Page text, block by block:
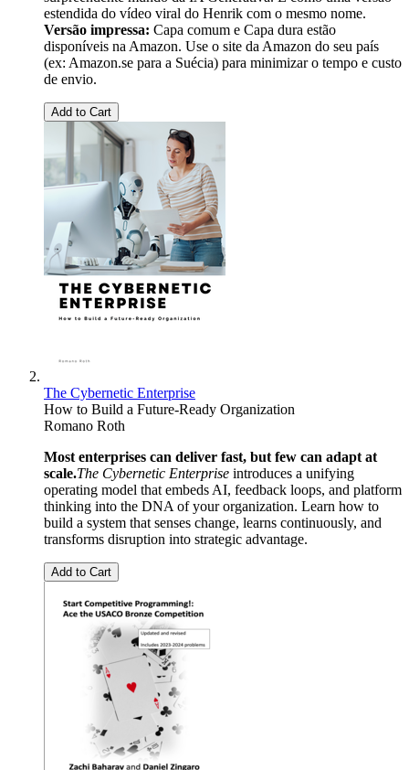
estendida do vídeo viral do Henrik com o mesmo nome.
Versão impressa: Capa comum e Capa dura estão
disponíveis na Amazon. Use o site da Amazon do seu país
(ex: Amazon.se para a Suécia) para minimizar o tempo e custo
de envio.
Add to Cart
The Cybernetic Enterprise
How to Build a Future-Ready Organization
Romano Roth
Most enterprises can deliver fast, but few can adapt at
scale.The Cybernetic Enterprise introduces a unifying
operating model that embeds AI, feedback loops, and platform
thinking into the DNA of your organization. Learn how to
build a system that senses change, learns continuously, and
transforms disruption into strategic advantage.
Add to Cart